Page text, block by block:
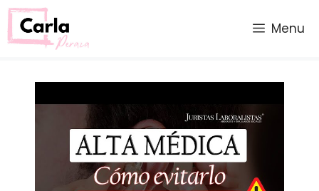
Saltar
al
contenido
Menu